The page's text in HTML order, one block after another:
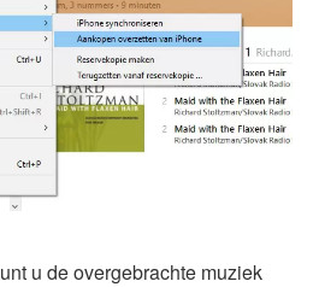
u de overgebrachte muziek